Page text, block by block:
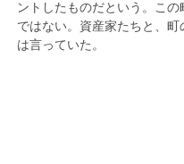
ントしたものだという。こ
ではない。資産家たちと、
は言っていた。